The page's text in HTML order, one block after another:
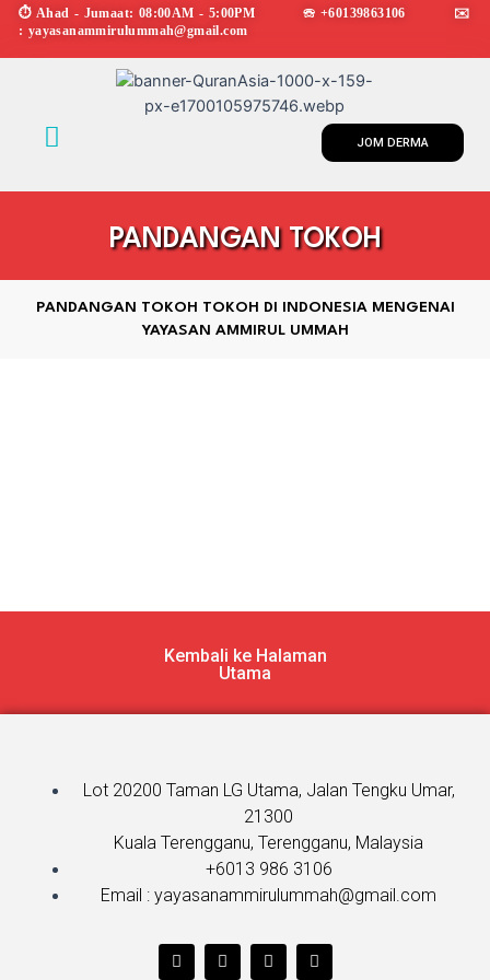
Skip
content
⏱︎ Ahad - Jumaat: 08:00AM - 5:00PM ☏ +60139863106 ✉︎
: yayasanammirulummah@gmail.com
Menu JOM DERMA
PANDANGAN TOKOH
PANDANGAN TOKOH TOKOH DI INDONESIA MENGENAI
YAYASAN AMMIRUL UMMAH
Kembali ke Halaman
Utama
Lot 20200 Taman LG Utama, Jalan Tengku Umar,
21300
Kuala Terengganu, Terengganu, Malaysia
+6013 986 3106
Email : yayasanammirulummah@gmail.com
T
w
F
a
Y
o
I
n